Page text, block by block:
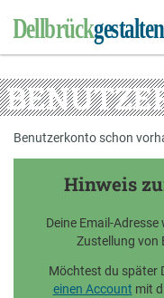
Benutzerkonto schon
Hinweis
Deine Email-
Zustellung von
Möchtest du später
einen Account mit